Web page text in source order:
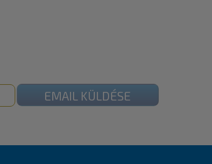
EMAIL KÜLDÉSE